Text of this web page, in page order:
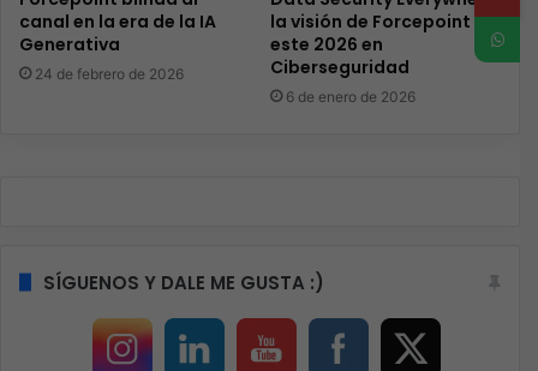
canal en la era de la IA
Generativa
24 de febrero de 2026
la visión de Forcepoint en
este 2026 en
Ciberseguridad
6 de enero de 2026
SÍGUENOS Y DALE ME GUSTA :)